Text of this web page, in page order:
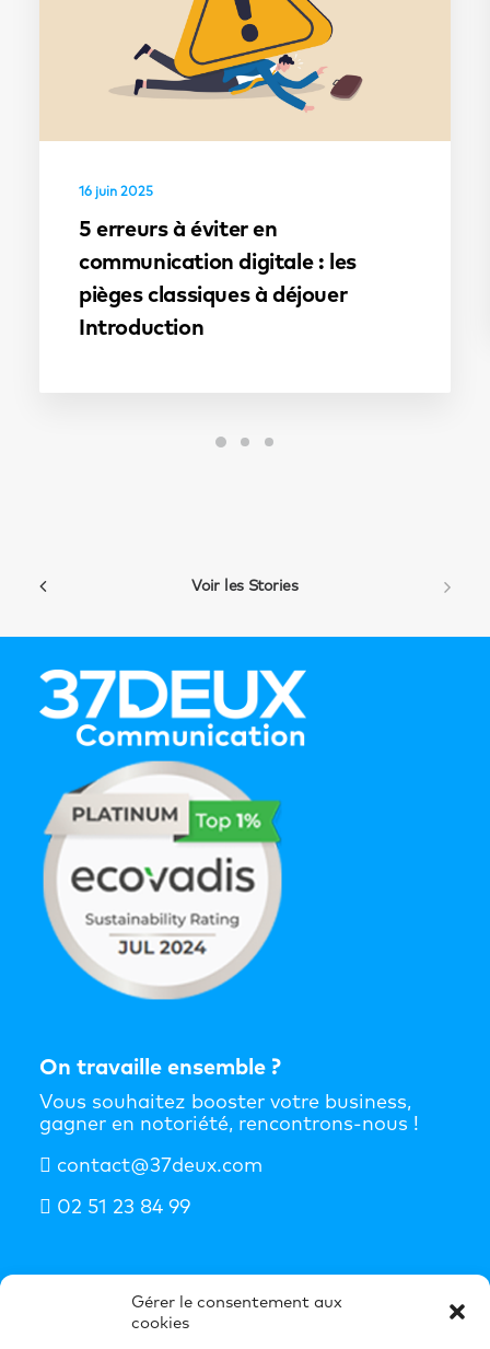
Gérer le consentement aux
cookies
16 juin 2025
5 erreurs à éviter en
communication digitale : les
pièges classiques à déjouer
Introduction
Voir les Stories
On travaille ensemble ?
Vous souhaitez booster votre business,
gagner en notoriété, rencontrons-nous !
contact@37deux.com
02 51 23 84 99
S'abonner à la newsletter
Nos idées booster de business dans votre